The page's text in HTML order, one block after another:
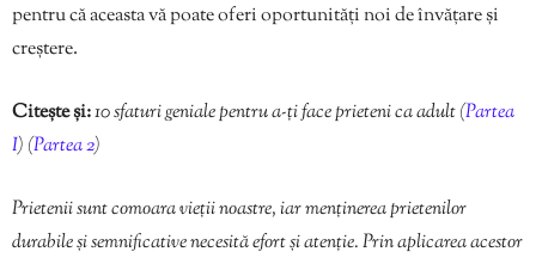
pentru că aceasta vă poate oferi oportunități noi de învățare și
creștere.
Citește și:10 sfaturi geniale pentru a-ți face prieteni ca adult (Partea
I) (Partea 2)
Prietenii sunt comoara vieții noastre, iar menținerea prietenilor
durabile și semnificative necesită efort și atenție. Prin aplicarea acestor